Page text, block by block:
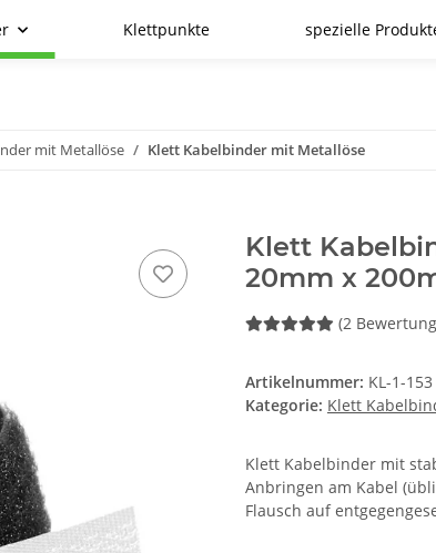
Klettpunkte spezielle
mit Metallöse Klett Kabelbinder mit Metallöse
Klett
20mm x
(2
Artikelnummer: KL-1-153
Kategorie: Klett
Klett Kabelbinder mit
Anbringen am Kabel
Flausch auf